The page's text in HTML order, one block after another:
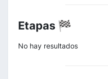
Etapas 🏁
No hay resultados